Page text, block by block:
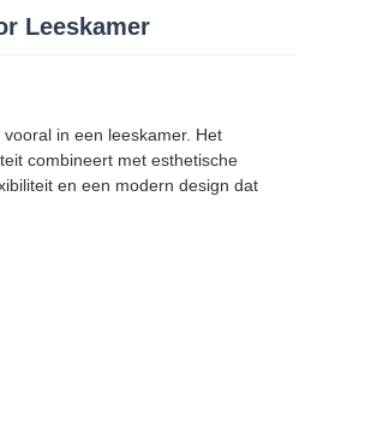
Leeskamer
in een leeskamer. Het
combineert met esthetische
en een modern design dat